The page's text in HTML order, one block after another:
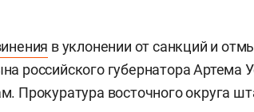
в уклонении от санкций и
российского губернатора Артема
Прокуратура восточного округа